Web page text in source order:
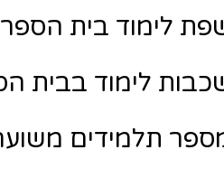
לימוד בית
לימוד בבית
תלמידים משוער: 139